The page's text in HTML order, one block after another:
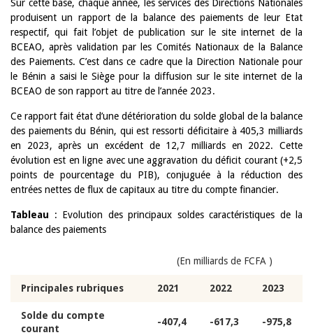
Sur cette base, chaque année, les services des Directions Nationales
produisent un rapport de la balance des paiements de leur Etat
respectif, qui fait l’objet de publication sur le site internet de la
BCEAO, après validation par les Comités Nationaux de la Balance
des Paiements. C’est dans ce cadre que la Direction Nationale pour
le Bénin a saisi le Siège pour la diffusion sur le site internet de la
BCEAO de son rapport au titre de l’année 2023.
Ce rapport fait état d’une détérioration du solde global de la balance
des paiements du Bénin, qui est ressorti déficitaire à 405,3 milliards
en 2023, après un excédent de 12,7 milliards en 2022. Cette
évolution est en ligne avec une aggravation du déficit courant (+2,5
points de pourcentage du PIB), conjuguée à la réduction des
entrées nettes de flux de capitaux au titre du compte financier.
Tableau : Evolution des principaux soldes caractéristiques de la
balance des paiements
(En milliards de FCFA )
Principales rubriques 2021 2022 2023
Solde du compte
courant
-407,4 -617,3 -975,8